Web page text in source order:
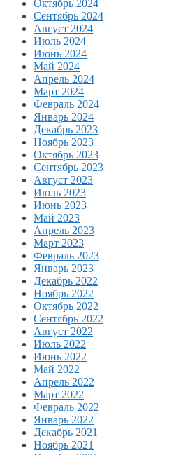
Октябрь 2024
Сентябрь 2024
Август 2024
Июль 2024
Июнь 2024
Май 2024
Апрель 2024
Март 2024
Февраль 2024
Январь 2024
Декабрь 2023
Ноябрь 2023
Октябрь 2023
Сентябрь 2023
Август 2023
Июль 2023
Июнь 2023
Май 2023
Апрель 2023
Март 2023
Февраль 2023
Январь 2023
Декабрь 2022
Ноябрь 2022
Октябрь 2022
Сентябрь 2022
Август 2022
Июль 2022
Июнь 2022
Май 2022
Апрель 2022
Март 2022
Февраль 2022
Январь 2022
Декабрь 2021
Ноябрь 2021